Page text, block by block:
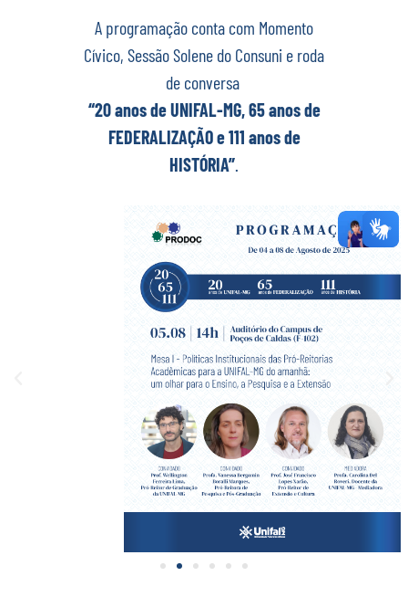
A programação conta com Momento
Cívico, Sessão Solene do Consuni e roda
de conversa
“20 anos de UNIFAL-MG, 65 anos de
FEDERALIZAÇÃO e 111 anos de
HISTÓRIA”